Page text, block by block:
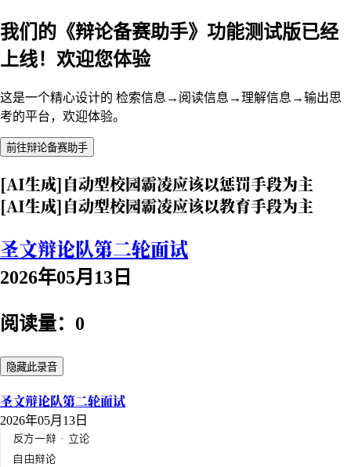
我们的《辩论备赛助手》功能测试版已经
上线！欢迎您体验
这是一个精心设计的 检索信息→阅读信息→理解信息→输出思
考的平台，欢迎体验。
前往辩论备赛助手
[AI生成]自动型校园霸凌应该以惩罚手段为主
[AI生成]自动型校园霸凌应该以教育手段为主
圣文辩论队第二轮面试
2026年05月13日
阅读量：0
隐藏此录音
圣文辩论队第二轮面试
2026年05月13日
反方一辩 · 立论
自由辩论